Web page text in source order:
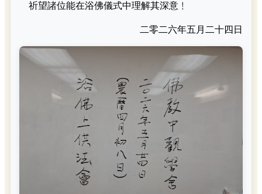
祈望諸位能在浴佛儀式中理解其深意﹗
二零二六年五月二十四日